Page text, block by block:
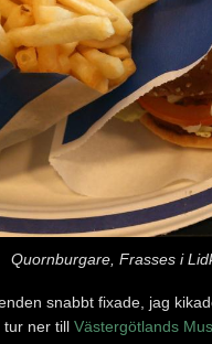
Quornburgare, Frasses i
snabbt fixade, jag
tur ner till Västergötlands